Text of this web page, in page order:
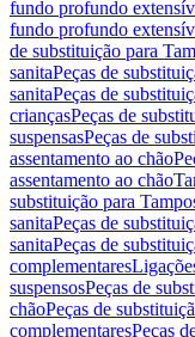
fundo profundo
fundo profundo
de substituição para
sanitaPeças de
sanitaPeças de
criançasPeças de
suspensasPeças de
assentamento ao chão
assentamento ao chão
substituição para
sanitaPeças de
sanitaPeças de
complementares
suspensosPeças de
chãoPeças de
complementaresPeças